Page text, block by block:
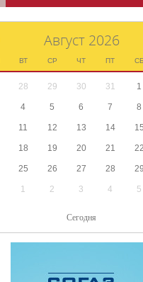
Август 2026
ВТ СР ЧТ ПТ СБ
28 29 30 31 1
4 5 6 7 8
11 12 13 14 15
18 19 20 21 22
25 26 27 28 29
1 2 3 4 5
Сегодня